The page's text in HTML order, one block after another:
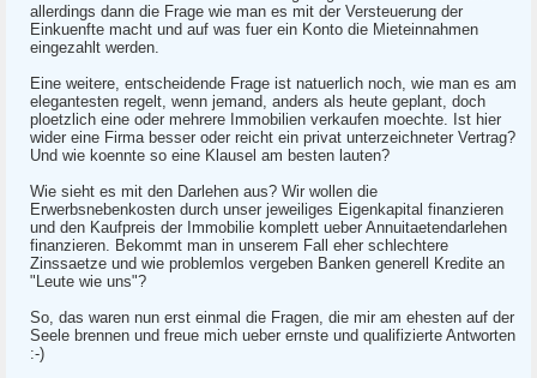
allerdings dann die Frage wie man es mit der Versteuerung der
Einkuenfte macht und auf was fuer ein Konto die Mieteinnahmen
eingezahlt werden.
Eine weitere, entscheidende Frage ist natuerlich noch, wie man es am
elegantesten regelt, wenn jemand, anders als heute geplant, doch
ploetzlich eine oder mehrere Immobilien verkaufen moechte. Ist hier
wider eine Firma besser oder reicht ein privat unterzeichneter Vertrag?
Und wie koennte so eine Klausel am besten lauten?
Wie sieht es mit den Darlehen aus? Wir wollen die
Erwerbsnebenkosten durch unser jeweiliges Eigenkapital finanzieren
und den Kaufpreis der Immobilie komplett ueber Annuitaetendarlehen
finanzieren. Bekommt man in unserem Fall eher schlechtere
Zinssaetze und wie problemlos vergeben Banken generell Kredite an
"Leute wie uns"?
So, das waren nun erst einmal die Fragen, die mir am ehesten auf der
Seele brennen und freue mich ueber ernste und qualifizierte Antworten
:-)